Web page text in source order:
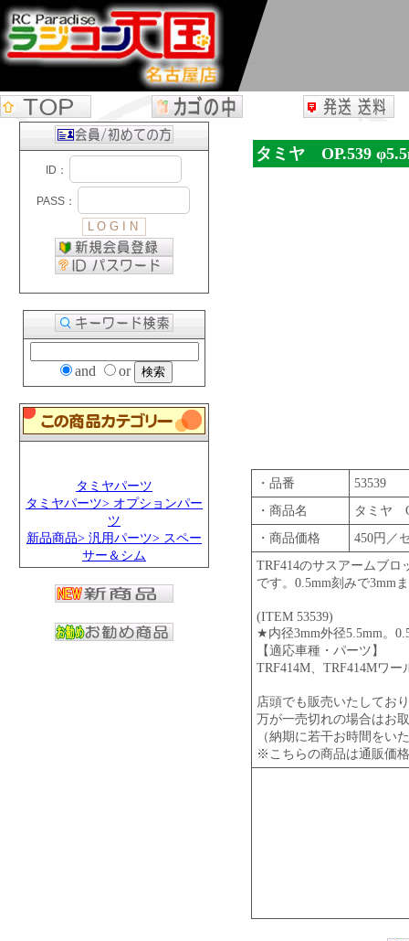
and or
タミヤパーツ
タミヤパーツ> オプションパー
ツ
新品商品> 汎用パーツ> スペー
サー＆シム
タミヤ OP.539
・品番
53539
・商品名
タミヤ
・商品価格
450円／
TRF414のサスアームブロ
です。0.5mm刻みで3mm
(ITEM 53539)
★内径3mm外径5.5mm。
【適応車種・パーツ】
TRF414M、TRF414Mワ
店頭でも販売いたしてお
万が一売切れの場合はお
（納期に若干お時間をい
※こちらの商品は通販価